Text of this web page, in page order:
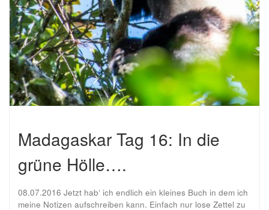
Madagaskar Tag 16: In die
grüne Hölle….
08.07.2016 Jetzt hab‘ ich endlich ein kleines Buch in dem ich
meine Notizen aufschreiben kann. Einfach nur lose Zettel zu